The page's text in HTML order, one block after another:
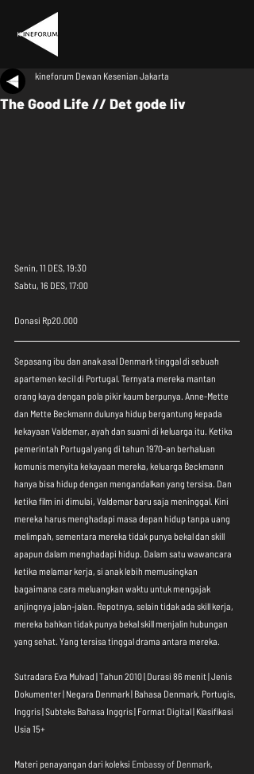
The Good Life // Det gode liv
kineforum Dewan Kesenian Jakarta
Senin, 11 DES, 19:30
Sabtu, 16 DES, 17:00
Donasi Rp20.000
Sepasang ibu dan anak asal Denmark tinggal di sebuah
apartemen kecil di Portugal. Ternyata mereka mantan
orang kaya dengan pola pikir kaum berpunya. Anne-Mette
dan Mette Beckmann dulunya hidup bergantung kepada
kekayaan Valdemar, ayah dan suami di keluarga itu. Ketika
pemerintah Portugal yang di tahun 1970-an berhaluan
komunis menyita kekayaan mereka, keluarga Beckmann
hanya bisa hidup dengan mengandalkan yang tersisa. Dan
ketika film ini dimulai, Valdemar baru saja meninggal. Kini
mereka harus menghadapi masa depan hidup tanpa uang
melimpah, sementara mereka tidak punya bekal dan skill
apapun dalam menghadapi hidup. Dalam satu wawancara
ketika melamar kerja, si anak lebih memusingkan
bagaimana cara meluangkan waktu untuk mengajak
anjingnya jalan-jalan. Repotnya, selain tidak ada skill kerja,
mereka bahkan tidak punya bekal skill menjalin hubungan
yang sehat. Yang tersisa tinggal drama antara mereka.
Sutradara Eva Mulvad | Tahun 2010 | Durasi 86 menit | Jenis
Dokumenter | Negara Denmark | Bahasa Denmark, Portugis,
Inggris | Subteks Bahasa Inggris | Format Digital | Klasifikasi
Usia 15+
Materi penayangan dari koleksi Embassy of Denmark,